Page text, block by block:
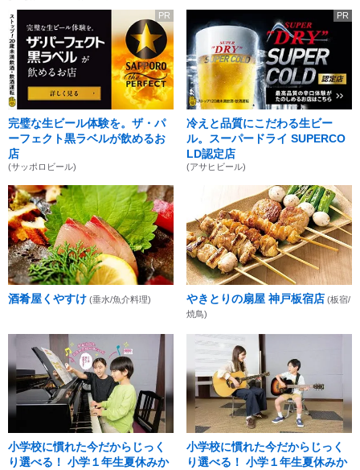
PR
完璧な生ビール体験を。ザ・パ
ーフェクト黒ラベルが飲めるお
店
(サッポロビール)
PR
冷えと品質にこだわる生ビー
ル。スーパードライ SUPERCO
LD認定店
(アサヒビール)
酒肴屋くやすけ (垂水/魚介料理) やきとりの扇屋 神戸板宿店 (板宿/
焼鳥)
小学校に慣れた今だからじっく
り選べる！ 小学１年生夏休みか
小学校に慣れた今だからじっく
り選べる！ 小学１年生夏休みか